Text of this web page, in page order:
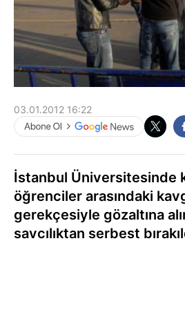
03.01.2012 16:22
İstanbul Üniversitesinde
öğrenciler arasındaki
gerekçesiyle gözaltına
savcılıktan serbest